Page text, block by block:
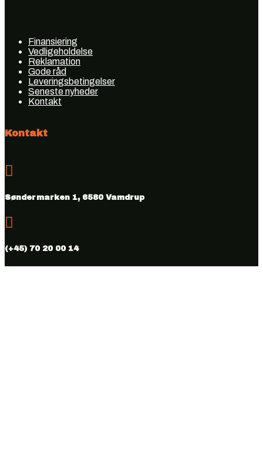
Finansiering
Vedligeholdelse
Reklamation
Gode råd
Leveringsbetingelser
Seneste nyheder
Kontakt
Kontakt

Søndermarken 1, 6580 Vamdrup

(+45) 70 20 00 14